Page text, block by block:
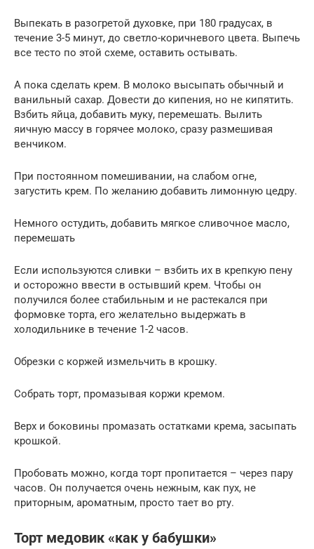
Выпекать в разогретой духовке, при 180 градусах, в
течение 3-5 минут, до светло-коричневого цвета. Выпечь
все тесто по этой схеме, оставить остывать.
А пока сделать крем. В молоко высыпать обычный и
ванильный сахар. Довести до кипения, но не кипятить.
Взбить яйца, добавить муку, перемешать. Вылить
яичную массу в горячее молоко, сразу размешивая
венчиком.
При постоянном помешивании, на слабом огне,
загустить крем. По желанию добавить лимонную цедру.
Немного остудить, добавить мягкое сливочное масло,
перемешать
Если используются сливки – взбить их в крепкую пену
и осторожно ввести в остывший крем. Чтобы он
получился более стабильным и не растекался при
формовке торта, его желательно выдержать в
холодильнике в течение 1-2 часов.
Обрезки с коржей измельчить в крошку.
Собрать торт, промазывая коржи кремом.
Верх и боковины промазать остатками крема, засыпать
крошкой.
Пробовать можно, когда торт пропитается – через пару
часов. Он получается очень нежным, как пух, не
приторным, ароматным, просто тает во рту.
Торт медовик «как у бабушки»